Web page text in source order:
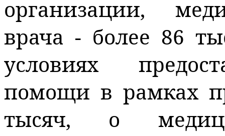
организации,
врача - более 86
условиях
помощи в рамках
тысяч,
о